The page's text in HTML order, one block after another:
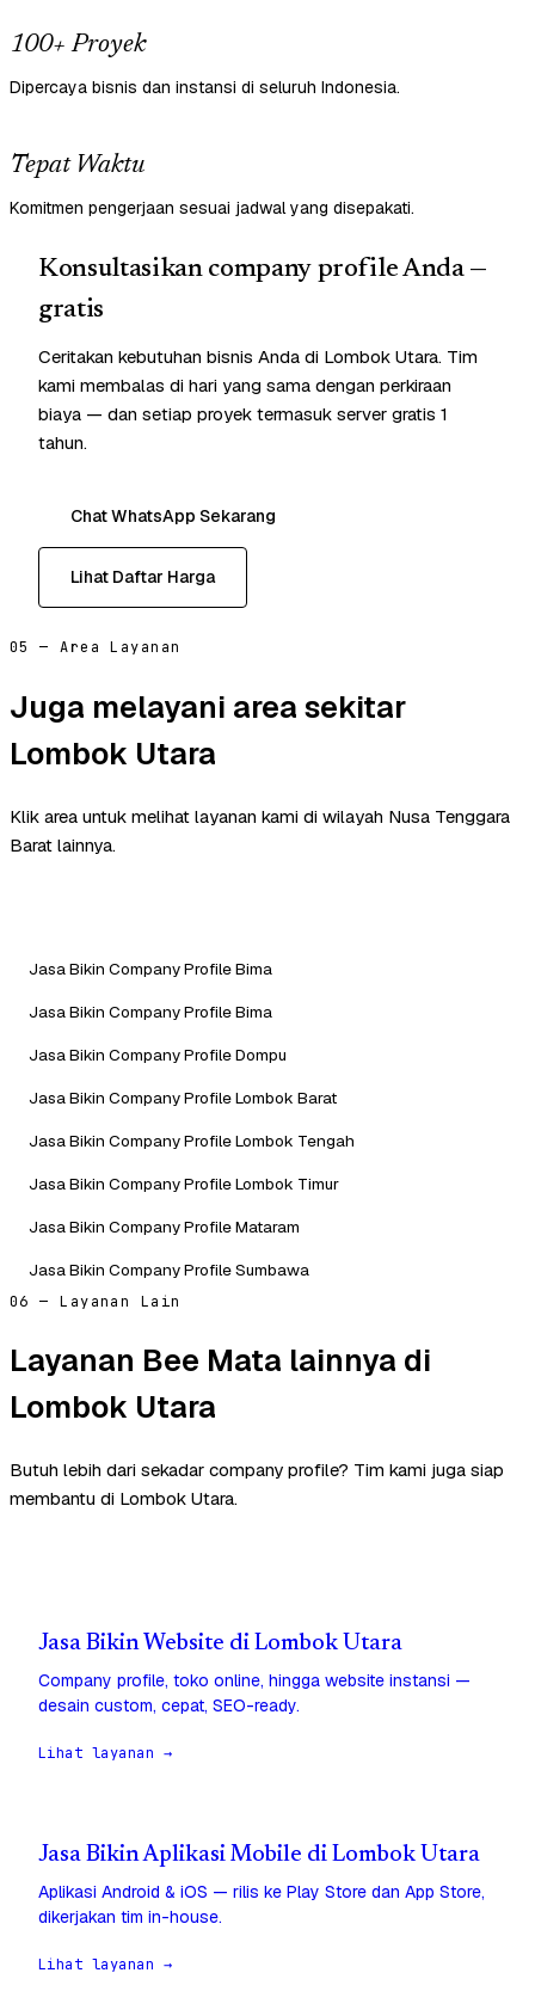
100+ Proyek
Dipercaya bisnis dan instansi di seluruh Indonesia.
Tepat Waktu
Komitmen pengerjaan sesuai jadwal yang disepakati.
Konsultasikan company profile Anda —
gratis
Ceritakan kebutuhan bisnis Anda di Lombok Utara. Tim
kami membalas di hari yang sama dengan perkiraan
biaya — dan setiap proyek termasuk server gratis 1
tahun.
Chat WhatsApp Sekarang
Lihat Daftar Harga
05 — Area Layanan
Juga melayani area sekitar
Lombok Utara
Klik area untuk melihat layanan kami di wilayah Nusa Tenggara
Barat lainnya.
Jasa Bikin Company Profile Bima
Jasa Bikin Company Profile Bima
Jasa Bikin Company Profile Dompu
Jasa Bikin Company Profile Lombok Barat
Jasa Bikin Company Profile Lombok Tengah
Jasa Bikin Company Profile Lombok Timur
Jasa Bikin Company Profile Mataram
Jasa Bikin Company Profile Sumbawa
06 — Layanan Lain
Layanan Bee Mata lainnya di
Lombok Utara
Butuh lebih dari sekadar company profile? Tim kami juga siap
membantu di Lombok Utara.
Jasa Bikin Website di Lombok Utara
Company profile, toko online, hingga website instansi —
desain custom, cepat, SEO-ready.
Lihat layanan →
Jasa Bikin Aplikasi Mobile di Lombok Utara
Aplikasi Android & iOS — rilis ke Play Store dan App Store,
dikerjakan tim in-house.
Lihat layanan →